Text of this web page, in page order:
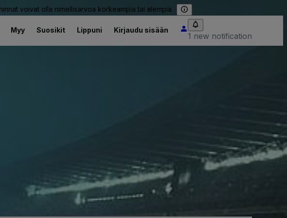
voivat olla nimellisarvoa korkeampia tai alempia.
Myy Suosikit Lippuni Kirjaudu sisään
1 new notification